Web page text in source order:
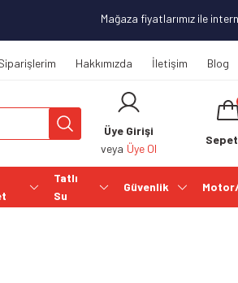
Mağaza fiyatlarımız ile
Hakkımızda İletişim Blog
Üye Girişi
veya Üye Ol
Tatlı
Su
Güvenlik